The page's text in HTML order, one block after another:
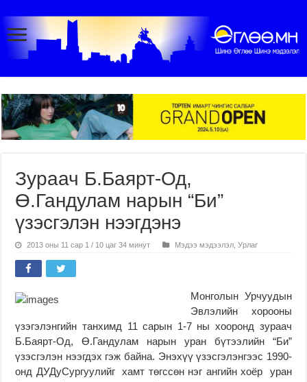
Зураач Б.Баярт-Од,
Ө.Гандулам нарын “Би”
үзэсгэлэн нээгдэнэ
2013 оны 11 сар 1 / 10 цаг 34 минут Мэдээ мэдээлэл ,Урлаг
Монголын Урчуудын
Эвлэлийн хорооны
үзэгэлэнгийн танхимд 11 сарын 1-7 ны хооронд зураач
Б.Баярт-Од, Ө.Гандулам нарын уран бүтээлийн “Би”
үзэсгэлэн нээгдэх гэж байна. Энэхүү үзэсгэлэнгээс 1990-
онд ДУДуСургуулийг хамт төгссөн нэг ангийн хоёр уран